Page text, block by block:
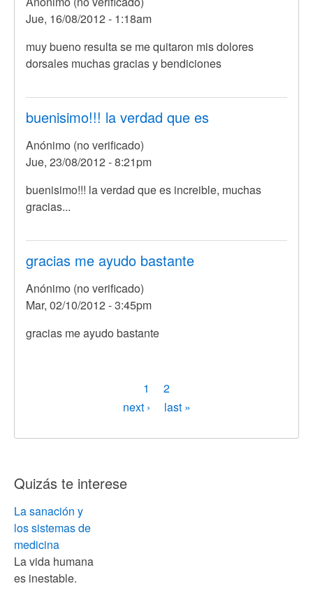
Jue, 16/08/2012 - 1:18am
muy bueno resulta se me quitaron mis dolores
dorsales muchas gracias y bendiciones
buenisimo!!! la verdad que es
Anónimo (no verificado)
Jue, 23/08/2012 - 8:21pm
buenisimo!!! la verdad que es increible, muchas
gracias...
gracias me ayudo bastante
Anónimo (no verificado)
Mar, 02/10/2012 - 3:45pm
gracias me ayudo bastante
Página
actual
1 Page
2
Siguiente
next ›
Última
last »
Quizás te interese
La sanación y
los sistemas de
medicina
La vida humana
es inestable.